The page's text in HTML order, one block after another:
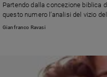
Redazione
Partendo dalla concezione biblica
questo numero l’analisi del vizio
Gianfranco Ravasi